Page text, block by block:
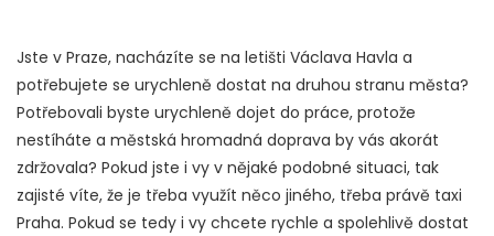
Jste v Praze, nacházíte se na letišti Václava Havla a
potřebujete se urychleně dostat na druhou stranu města?
Potřebovali byste urychleně dojet do práce, protože
nestíháte a městská hromadná doprava by vás akorát
zdržovala? Pokud jste i vy v nějaké podobné situaci, tak
zajisté víte, že je třeba využít něco jiného, třeba právě taxi
Praha. Pokud se tedy i vy chcete rychle a spolehlivě dostat